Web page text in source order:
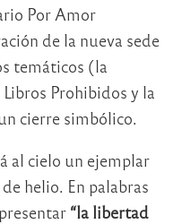
Por Amor
de la nueva sede
temáticos (la
Prohibidos y la
cierre simbólico.
al cielo un ejemplar
helio. En palabras
“la libertad